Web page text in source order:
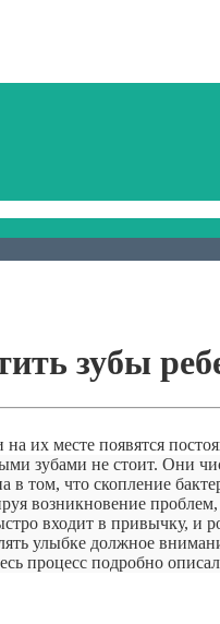
зубы
их месте появятся
зубами не стоит. Они
том, что скопление
возникновение
входит в привычку,
улыбке должное
процесс подробно